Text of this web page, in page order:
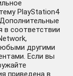
PlayStation4
в соответствии
другими
Если вы
приведена в